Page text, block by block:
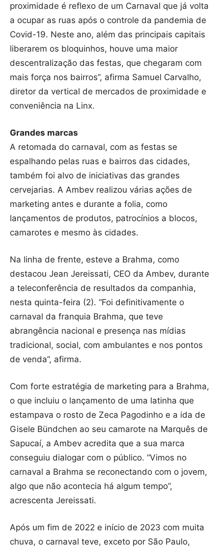
proximidade é reflexo de um Carnaval que já volta
a ocupar as ruas após o controle da pandemia de
Covid-19. Neste ano, além das principais capitais
liberarem os bloquinhos, houve uma maior
descentralização das festas, que chegaram com
mais força nos bairros”, afirma Samuel Carvalho,
diretor da vertical de mercados de proximidade e
conveniência na Linx.
Grandes marcas
A retomada do carnaval, com as festas se
espalhando pelas ruas e bairros das cidades,
também foi alvo de iniciativas das grandes
cervejarias. A Ambev realizou várias ações de
marketing antes e durante a folia, como
lançamentos de produtos, patrocínios a blocos,
camarotes e mesmo às cidades.
Na linha de frente, esteve a Brahma, como
destacou Jean Jereissati, CEO da Ambev, durante
a teleconferência de resultados da companhia,
nesta quinta-feira (2). “Foi definitivamente o
carnaval da franquia Brahma, que teve
abrangência nacional e presença nas mídias
tradicional, social, com ambulantes e nos pontos
de venda”, afirma.
Com forte estratégia de marketing para a Brahma,
o que incluiu o lançamento de uma latinha que
estampava o rosto de Zeca Pagodinho e a ida de
Gisele Bündchen ao seu camarote na Marquês de
Sapucaí, a Ambev acredita que a sua marca
conseguiu dialogar com o público. “Vimos no
carnaval a Brahma se reconectando com o jovem,
algo que não acontecia há algum tempo”,
acrescenta Jereissati.
Após um fim de 2022 e início de 2023 com muita
chuva, o carnaval teve, exceto por São Paulo,